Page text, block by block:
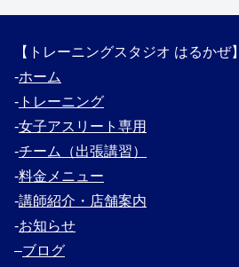
【トレーニングスタジオ はるかぜ】
‐ホーム
‐ トレーニング
‐女子アスリート専用
‐チーム（出張講習）
‐料金メニュー
‐講師紹介・ 店舗案内
‐お知らせ
–ブログ